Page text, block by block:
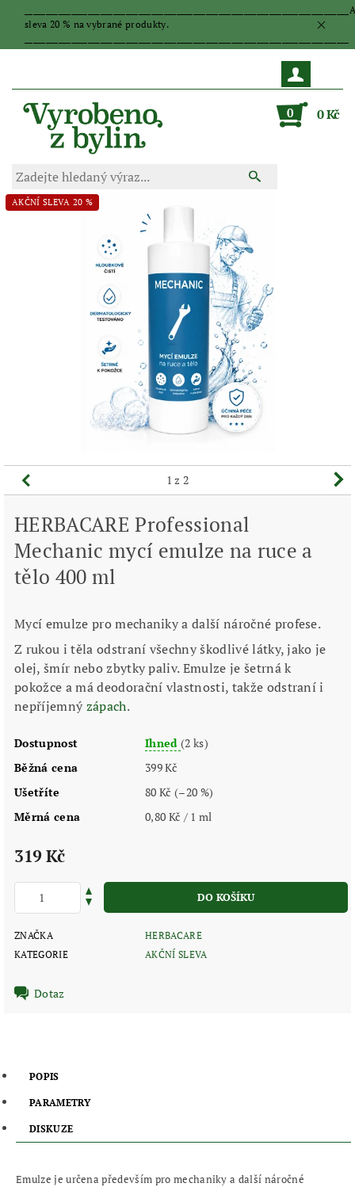
sleva 20 % na vybrané produkty.
0 0 Kč
AKČNÍ SLEVA 20 %
1 z 2
HERBACARE Professional
Mechanic mycí emulze na ruce a
tělo 400 ml
Mycí emulze pro mechaniky a další náročné profese.
Z rukou i těla odstraní všechny škodlivé látky, jako je
olej, šmír nebo zbytky paliv. Emulze je šetrná k
pokožce a má deodorační vlastnosti, takže odstraní i
nepříjemný zápach.
Dostupnost Ihned(2 ks)
Běžná cena
399 Kč
Ušetříte
80 Kč(–20 %)
Měrná cena
0,80 Kč / 1 ml
319 Kč
ZNAČKA
HERBACARE
KATEGORIE
AKČNÍ SLEVA
Dotaz
POPIS
PARAMETRY
DISKUZE
Emulze je určena především pro mechaniky a další náročné